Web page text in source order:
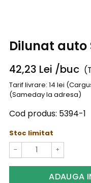
Dilunat auto
42,23 Lei /buc
Tarif livrare: 14 lei
(Sameday la adresa)
Cod produs: 5394-1
Stoc limitat
− +
ADAUGA